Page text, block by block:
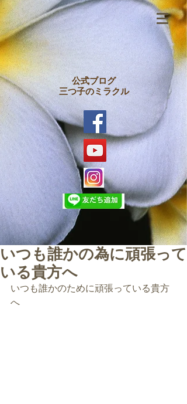
公式ブログ
三つ子のミラクル
いつも誰かの為に頑張って
いる貴方へ
いつも誰かのために頑張っている貴方
へ